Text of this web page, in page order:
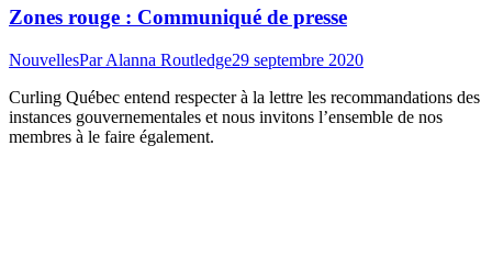
Zones rouge : Communiqué de presse
NouvellesParAlanna Routledge29 septembre 2020
Curling Québec entend respecter à la lettre les recommandations des
instances gouvernementales et nous invitons l’ensemble de nos
membres à le faire également.